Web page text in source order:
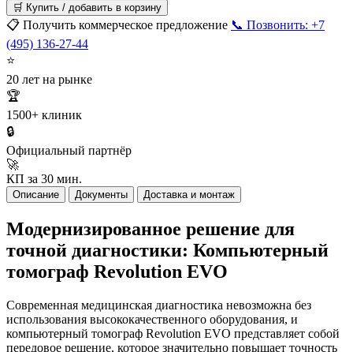
🛒 Купить / добавить в корзину
📋 Получить коммерческое предложение 📞 Позвонить: +7
(495) 136-27-44
⭐
20 лет на рынке
🏆
1500+ клиник
🔒
Официальный партнёр
🚀
КП за 30 мин.
Описание Документы Доставка и монтаж
Модернизированное решение для
точной диагностики: Компьютерный
томограф Revolution EVO
Современная медицинская диагностика невозможна без
использования высококачественного оборудования, и
компьютерный томограф Revolution EVO представляет собой
передовое решение, которое значительно повышает точность